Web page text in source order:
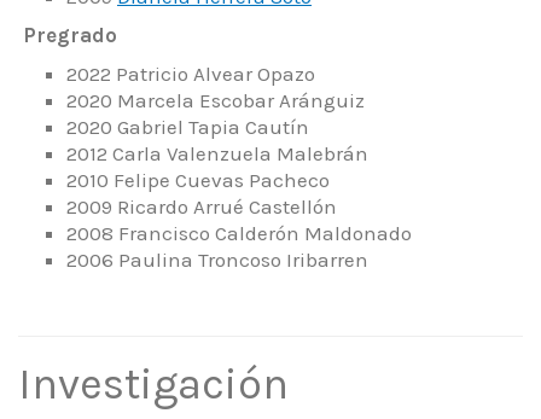
Pregrado
2022 Patricio Alvear Opazo
2020 Marcela Escobar Aránguiz
2020 Gabriel Tapia Cautín
2012 Carla Valenzuela Malebrán
2010 Felipe Cuevas Pacheco
2009 Ricardo Arrué Castellón
2008 Francisco Calderón Maldonado
2006 Paulina Troncoso Iribarren
Investigación